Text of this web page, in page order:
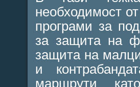
необходимост
програми за
за защита на
защита на
и
маршрути